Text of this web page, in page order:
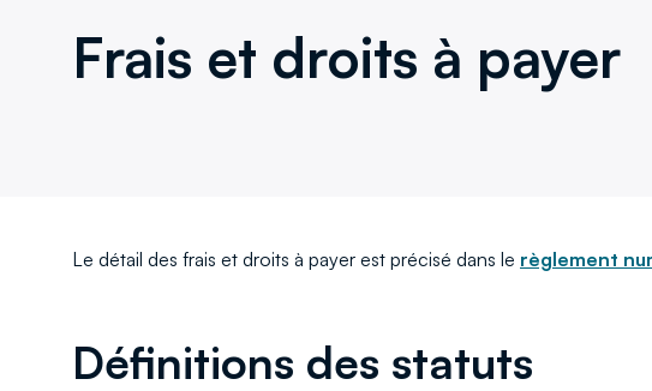
Frais et droits à payer
Le détail des frais et droits à payer est précisé dans le règlement
Définitions des statuts